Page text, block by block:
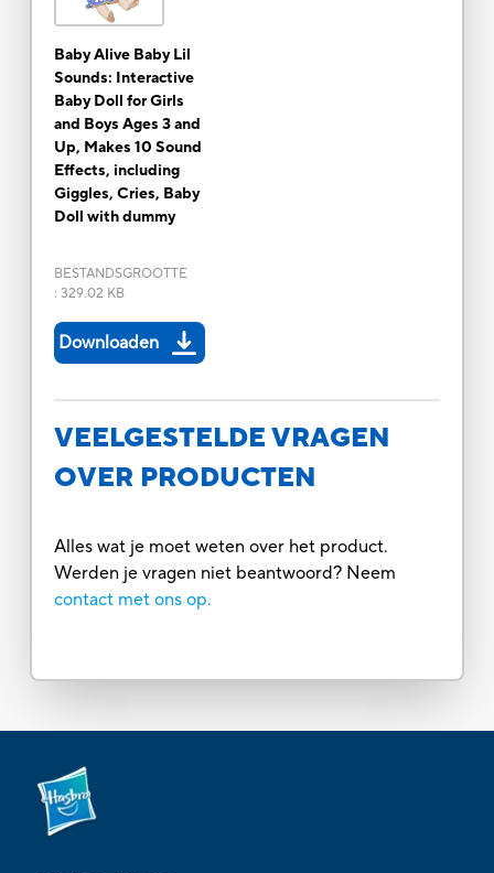
Baby Alive Baby Lil
Sounds: Interactive
Baby Doll for Girls
and Boys Ages 3 and
Up, Makes 10 Sound
Effects, including
Giggles, Cries, Baby
Doll with dummy
BESTANDSGROOTTE
: 329.02 KB
Downloaden
VEELGESTELDE VRAGEN
OVER PRODUCTEN
Alles wat je moet weten over het product.
Werden je vragen niet beantwoord? Neem
contact met ons op.